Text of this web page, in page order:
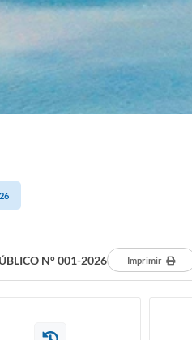
N° 001-2026 Imprimir